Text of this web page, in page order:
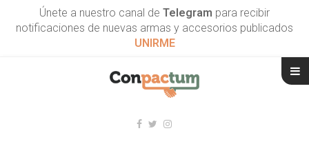
Únete a nuestro canal de Telegram para recibir
notificaciones de nuevas armas y accesorios publicados
UNIRME